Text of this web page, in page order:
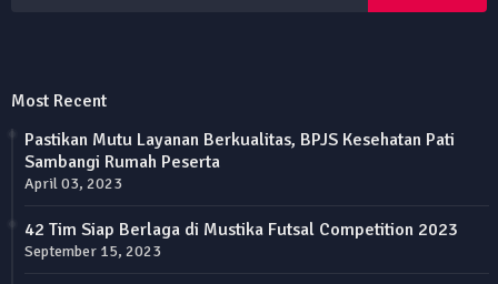
Most Recent
Pastikan Mutu Layanan Berkualitas, BPJS Kesehatan Pati
Sambangi Rumah Peserta
April 03, 2023
42 Tim Siap Berlaga di Mustika Futsal Competition 2023
September 15, 2023